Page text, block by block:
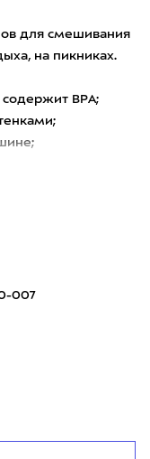
для смешивания
на пикниках.
ВРА;
007